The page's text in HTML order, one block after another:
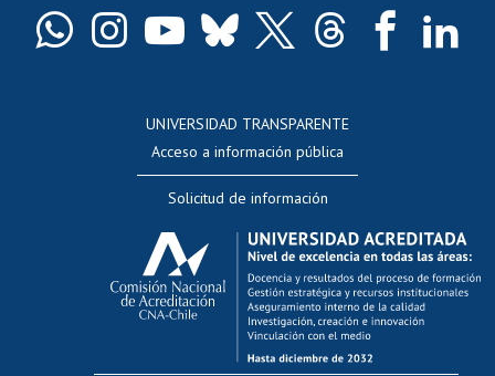
Docentes
Perfeccionamiento
Editar Portafolio Académico
Evaluación docente
Calificación académica
Postulación al AUCAI
Funcionarias/os
Cursos internos de capacitación
Bienestar del personal
UNIVERSIDAD TRANSPARENTE
Acceso a información pública
Solicitud de información